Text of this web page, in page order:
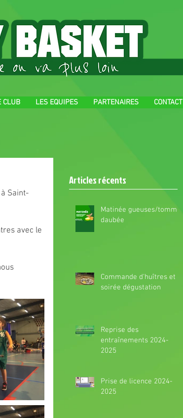
CLUB LES EQUIPES PARTENAIRES CONTACT
Saint-
avec le
Articles récents
Matinée gueuses/tomme
daubée
Commande d'huîtres et
soirée dégustation
Reprise des
entraînements 2024-
2025
Prise de licence 2024-
2025